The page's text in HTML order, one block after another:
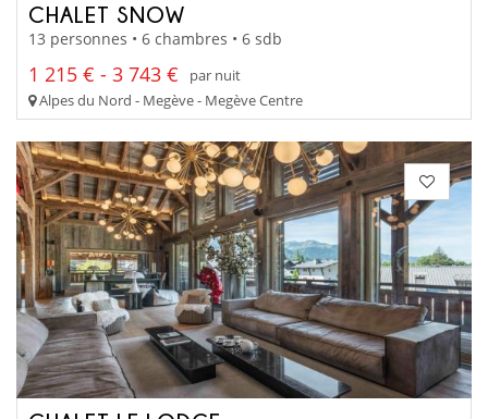
CHALET SNOW
13 personnes • 6 chambres • 6 sdb
1 215 € - 3 743 €
par nuit
Alpes du Nord - Megève - Megève Centre